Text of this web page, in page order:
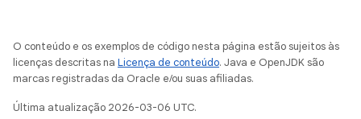
O conteúdo e os exemplos de código nesta página estão sujeitos às
licenças descritas na Licença de conteúdo. Java e OpenJDK são
marcas registradas da Oracle e/ou suas afiliadas.
Última atualização 2026-03-06 UTC.